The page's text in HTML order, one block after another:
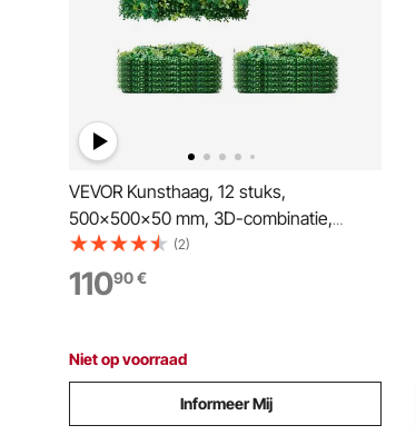
VEVOR Kunsthaag, 12 stuks,
500x500x50 mm, 3D-combinatie,
kunstplantenwand, groene decoratie &
klimophekbedekking, privacyscherm als
achtergrondmuur, haagbescherming
(2)
11090€
Niet op voorraad
Informeer Mij